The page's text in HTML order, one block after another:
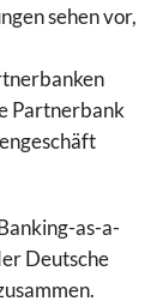
sehen vor,
Partnerbank
as-a-
Deutsche